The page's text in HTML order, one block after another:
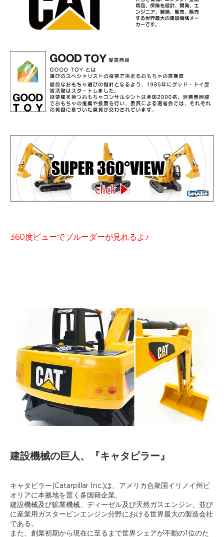
360度ビューでブルーダーが見れるよ♪
建設機械の巨人、『キャタピラー』
キャタピラー(Catarpillar Inc.)は、アメリカ合衆国イリノイ州ピ
オリアに本拠地を置く多国籍企業。
建設機械及び鉱業機械、ディーゼル及び天然ガスエンジン、並び
に産業用ガスタービンエンジン分野における世界最大の製造会社
である。
また、創業初期から現在に至るまで世界シェアが不動の1位のた